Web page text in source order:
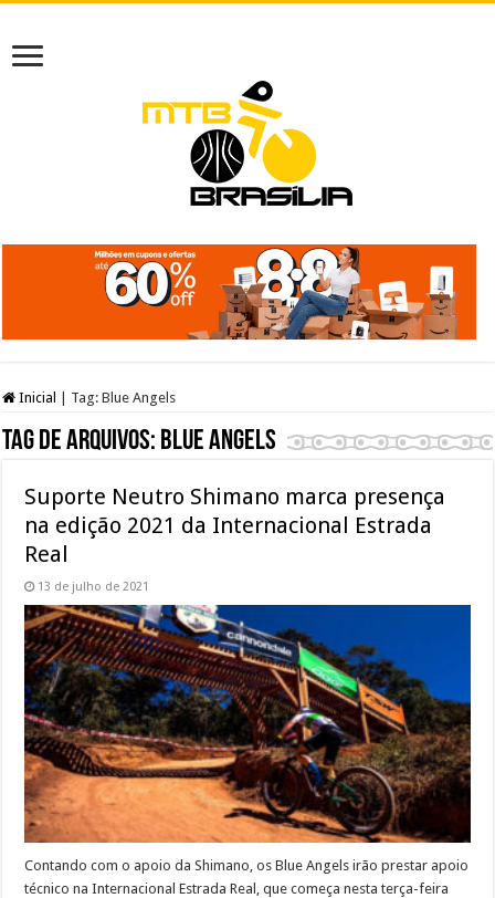
Inicial Tag:Blue Angels
Tag de arquivos: Blue Angels
Suporte Neutro Shimano marca presença
na edição 2021 da Internacional Estrada
Real
13 de julho de 2021
Contando com o apoio da Shimano, os Blue Angels irão prestar apoio
técnico na Internacional Estrada Real, que começa nesta terça-feira